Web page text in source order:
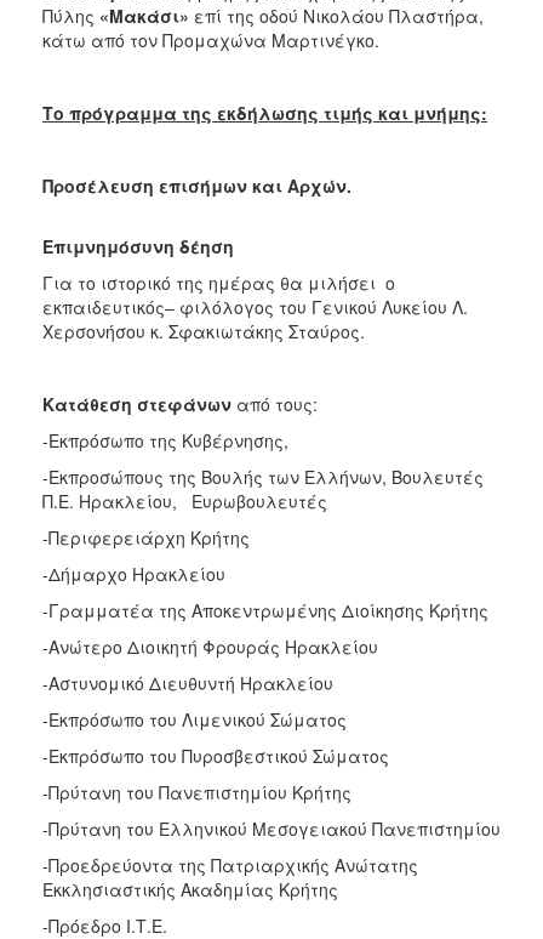
2017
2015
ΔΗΜΟΣ
ΑΝΘΕΚΤΙΚΗ
ΠΟΛΗ
Πύλης «Μακάσι» επί της οδού Νικολάου Πλαστήρα,
κάτω από τον Προμαχώνα Μαρτινέγκο.
Το πρόγραμμα της εκδήλωσης τιμής και μνήμης:
Προσέλευση επισήμων και Αρχών.
Επιμνημόσυνη δέηση
Για το ιστορικό της ημέρας θα μιλήσει ο
εκπαιδευτικός– φιλόλογος του Γενικού Λυκείου Λ.
Χερσονήσου κ. Σφακιωτάκης Σταύρος.
Κατάθεση στεφάνων από τους:
-Εκπρόσωπο της Κυβέρνησης,
-Εκπροσώπους της Βουλής των Ελλήνων, Βουλευτές
Π.Ε. Ηρακλείου, Ευρωβουλευτές
-Περιφερειάρχη Κρήτης
-Δήμαρχο Ηρακλείου
-Γραμματέα της Αποκεντρωμένης Διοίκησης Κρήτης
-Ανώτερο Διοικητή Φρουράς Ηρακλείου
-Αστυνομικό Διευθυντή Ηρακλείου
-Εκπρόσωπο του Λιμενικού Σώματος
-Εκπρόσωπο του Πυροσβεστικού Σώματος
-Πρύτανη του Πανεπιστημίου Κρήτης
-Πρύτανη του Ελληνικού Μεσογειακού Πανεπιστημίου
-Προεδρεύοντα της Πατριαρχικής Ανώτατης
Εκκλησιαστικής Ακαδημίας Κρήτης
-Πρόεδρο Ι.Τ.Ε.